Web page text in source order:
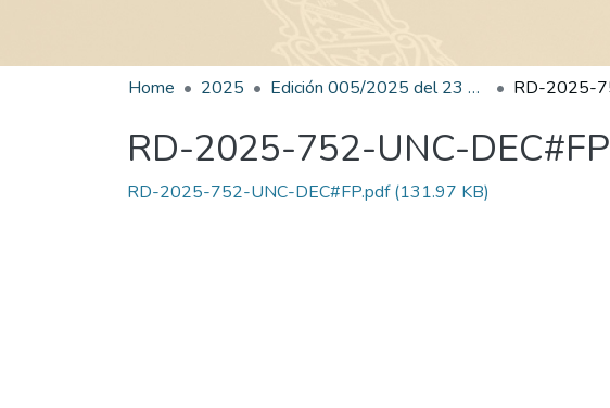
Home 2025 Edición 005/2025 del 23 de junio de 2025
RD-2025-752-UNC-DEC#FP
RD-2025-752-UNC-DEC#FP.pdf(131.97 KB)